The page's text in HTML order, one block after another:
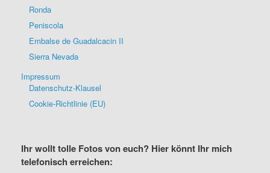
Ronda
Peniscola
Embalse de Guadalcacin II
Sierra Nevada
Impressum
Datenschutz-Klausel
Cookie-Richtlinie (EU)
Ihr wollt tolle Fotos von euch? Hier könnt Ihr mich
telefonisch erreichen: